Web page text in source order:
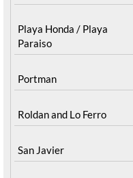
Playa Honda / Playa
Paraiso
Portman
Roldan and Lo Ferro
San Javier